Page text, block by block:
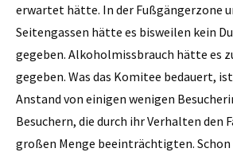
erwartet hätte. In der Fußgängerzone
Seitengassen hätte es bisweilen kein
gegeben. Alkoholmissbrauch hätte es
gegeben. Was das Komitee bedauert,
Anstand von einigen wenigen
Besuchern, die durch ihr Verhalten den
großen Menge beeinträchtigten.